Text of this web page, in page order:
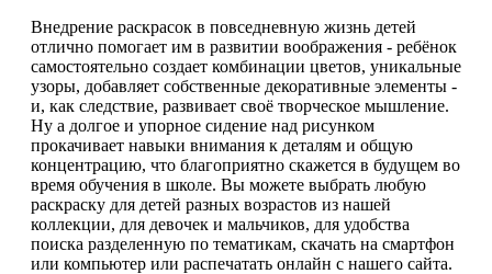
Внедрение раскрасок в повседневную жизнь детей
отлично помогает им в развитии воображения - ребёнок
самостоятельно создает комбинации цветов, уникальные
узоры, добавляет собственные декоративные элементы -
и, как следствие, развивает своё творческое мышление.
Ну а долгое и упорное сидение над рисунком
прокачивает навыки внимания к деталям и общую
концентрацию, что благоприятно скажется в будущем во
время обучения в школе. Вы можете выбрать любую
раскраску для детей разных возрастов из нашей
коллекции, для девочек и мальчиков, для удобства
поиска разделенную по тематикам, скачать на смартфон
или компьютер или распечатать онлайн с нашего сайта.